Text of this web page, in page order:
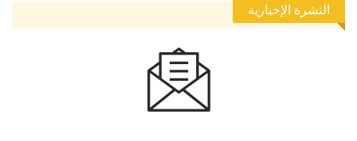
النشرة الإخبارية